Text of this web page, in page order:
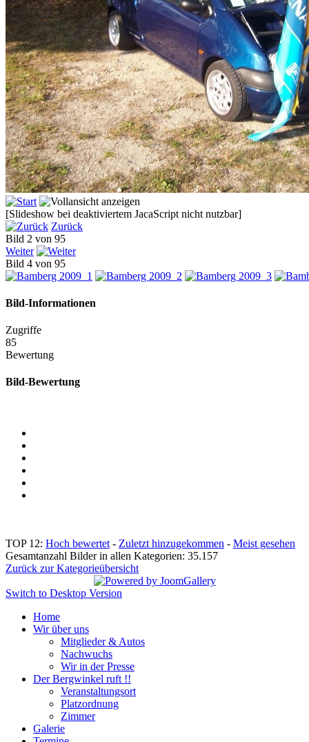
[Slideshow bei deaktiviertem JacaScript nicht nutzbar]
Zurück
Bild 2 von 95
Weiter
Bild 4 von 95
Bild-Informationen
Zugriffe
85
Bewertung
Bild-Bewertung
TOP 12: Hoch bewertet - Zuletzt hinzugekommen - Meist gesehen
Gesamtanzahl Bilder in allen Kategorien: 35.157
Zurück zur Kategorieübersicht
Switch to Desktop Version
Home
Wir über uns
Mitglieder & Autos
Nachwuchs
Wir in der Presse
Der Bergwinkel ruft !!
Veranstaltungsort
Platzordnung
Zimmer
Galerie